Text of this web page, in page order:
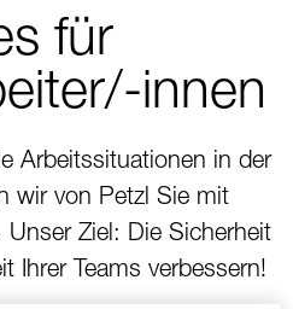
für
innen
Arbeitssituationen in der
wir von Petzl Sie mit
Ziel: Die Sicherheit
Ihrer Teams verbessern!